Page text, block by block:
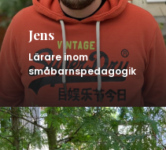
Jens
Lärare inom
småbarnspedagogik